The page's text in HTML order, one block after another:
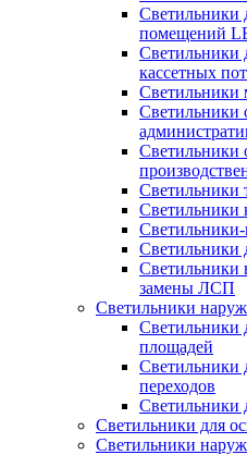
Светильники
помещений
Светильники
кассетных
Светильники
Светильники
Светильники
Светильники
Светильники
Светильники
Светильники
замены ЛСП
Светильники
Светильники
площадей
Светильники
переходов
Светильники
Светильники для
Светильники